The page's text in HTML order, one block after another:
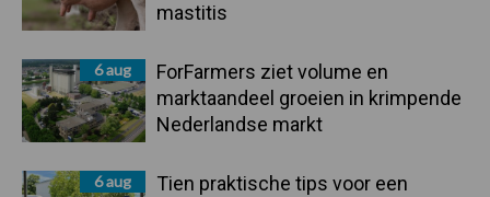
mastitis
6 aug
ForFarmers ziet volume en
marktaandeel groeien in krimpende
Nederlandse markt
6 aug
Tien praktische tips voor een